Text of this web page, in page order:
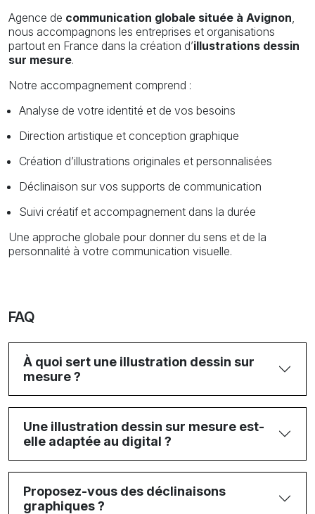
Agence de communication globale située à Avignon
nous accompagnons les entreprises et organisations
partout en France dans la création d’illustrations dessin
sur mesure.
Notre accompagnement comprend :
Analyse de votre identité et de vos besoins
Direction artistique et conception graphique
Création d’illustrations originales et personnalisées
Déclinaison sur vos supports de communication
Suivi créatif et accompagnement dans la durée
Une approche globale pour donner du sens et de la
personnalité à votre communication visuelle.
FAQ
À quoi sert une illustration dessin sur
mesure ?
Une illustration dessin sur mesure est-
elle adaptée au digital ?
Proposez-vous des déclinaisons
graphiques ?